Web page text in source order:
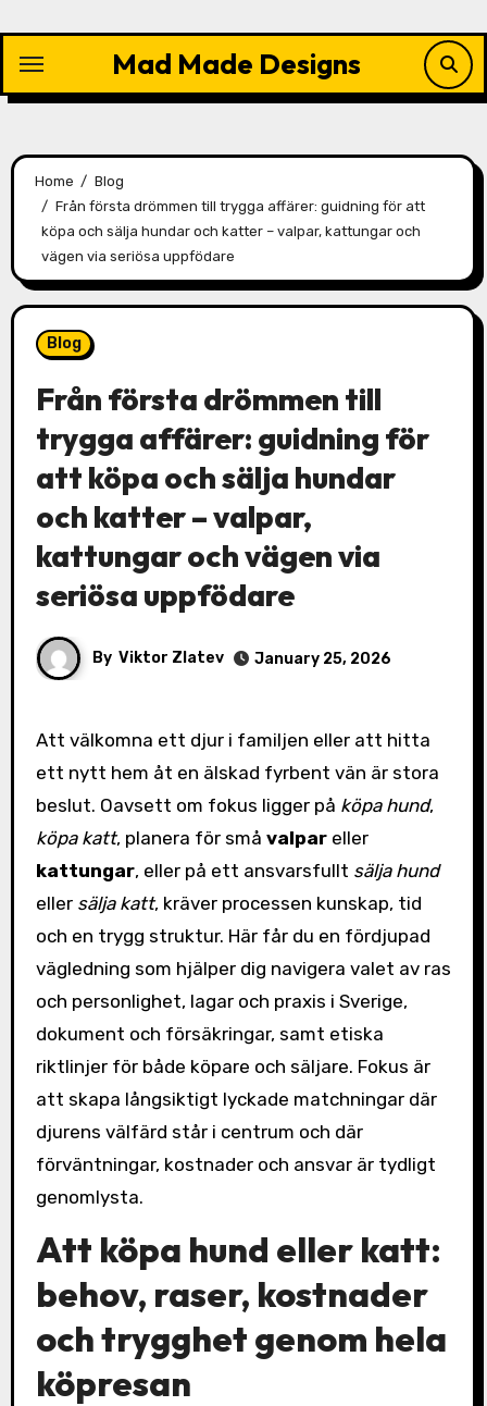
content
Mad Made Designs
Home
Blog
Från första drömmen till trygga affärer: guidning för att
köpa och sälja hundar och katter – valpar, kattungar och
vägen via seriösa uppfödare
Blog
Från första drömmen till
trygga affärer: guidning för
att köpa och sälja hundar
och katter – valpar,
kattungar och vägen via
seriösa uppfödare
By Viktor Zlatev January 25, 2026
Att välkomna ett djur i familjen eller att hitta
ett nytt hem åt en älskad fyrbent vän är stora
beslut. Oavsett om fokus ligger på köpa hund,
köpa katt, planera för små valpareller
kattungar, eller på ett ansvarsfullt sälja hund
eller sälja katt, kräver processen kunskap, tid
och en trygg struktur. Här får du en fördjupad
vägledning som hjälper dig navigera valet av ras
och personlighet, lagar och praxis i Sverige,
dokument och försäkringar, samt etiska
riktlinjer för både köpare och säljare. Fokus är
att skapa långsiktigt lyckade matchningar där
djurens välfärd står i centrum och där
förväntningar, kostnader och ansvar är tydligt
genomlysta.
Att köpa hund eller katt:
behov, raser, kostnader
och trygghet genom hela
köpresan